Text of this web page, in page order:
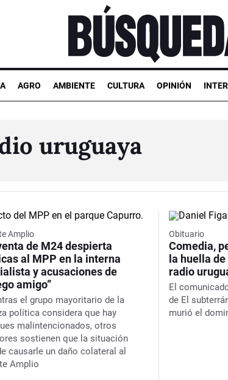
AGRO AMBIENTE CULTURA OPINIÓN
uruguaya
Amplio
de M24 despierta
al MPP en la interna
y acusaciones de
amigo”
el grupo mayoritario de la
política considera que hay
malintencionados, otros
sostienen que la situación
causarle un daño colateral al
Amplio
Obituario
Comedia,
la huella
radio
El
de El
murió el